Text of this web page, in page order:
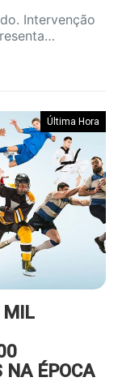
Intervenção
Última Hora
MIL
NA ÉPOCA